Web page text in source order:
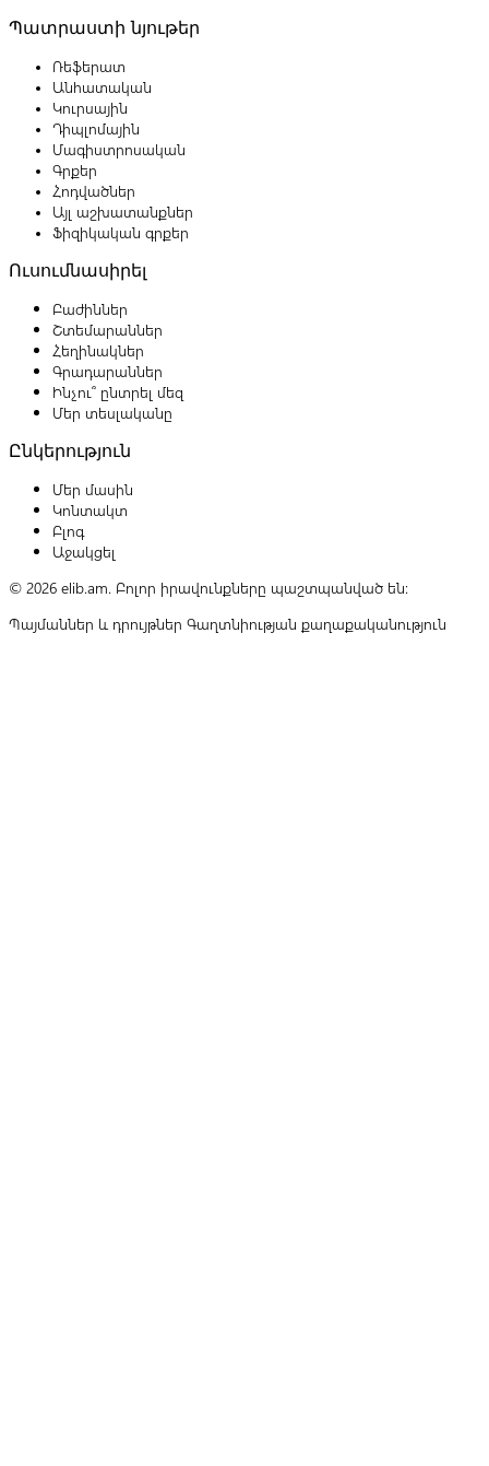
Պատրաստի նյութեր
Ռեֆերատ
Անհատական
Կուրսային
Դիպլոմային
Մագիստրոսական
Գրքեր
Հոդվածներ
Այլ աշխատանքներ
Ֆիզիկական գրքեր
Ուսումնասիրել
Բաժիններ
Շտեմարաններ
Հեղինակներ
Գրադարաններ
Ինչու՞ ընտրել մեզ
Մեր տեսլականը
Ընկերություն
Մեր մասին
Կոնտակտ
Բլոգ
Աջակցել
© 2026 elib.am. Բոլոր իրավունքները պաշտպանված են:
Պայմաններ և դրույթներ Գաղտնիության քաղաքականություն